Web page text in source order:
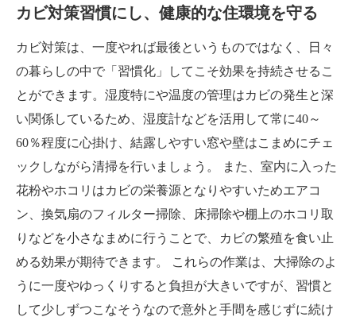
カビ対策習慣にし、健康的な住環境を守る
カビ対策は、一度やれば最後というものではなく、日々
の暮らしの中で「習慣化」してこそ効果を持続させるこ
とができます。湿度特にや温度の管理はカビの発生と深
い関係しているため、湿度計などを活用して常に40～
60％程度に心掛け、結露しやすい窓や壁はこまめにチェ
ックしながら清掃を行いましょう。 また、室内に入った
花粉やホコリはカビの栄養源となりやすいためエアコ
ン、換気扇のフィルター掃除、床掃除や棚上のホコリ取
りなどを小さなまめに行うことで、カビの繁殖を食い止
める効果が期待できます。 これらの作業は、大掃除のよ
うに一度やゆっくりすると負担が大きいですが、習慣と
して少しずつこなそうなので意外と手間を感じずに続け